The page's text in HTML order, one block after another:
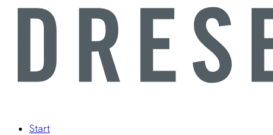
Start